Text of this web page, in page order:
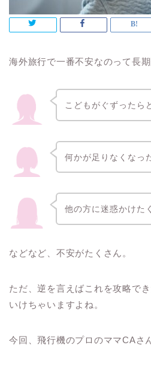
海外旅行で一番不安なのって長
こどもがぐずったら
何かが足りなくなっ
他の方に迷惑かけた
などなど、不安がたくさん。
ただ、逆を言えばこれを攻略で
いけちゃいますよね。
今回、飛行機のプロのママCAさ